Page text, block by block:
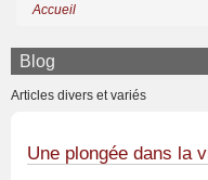
Accueil
Blog
Articles divers et variés
Une plongée dans la